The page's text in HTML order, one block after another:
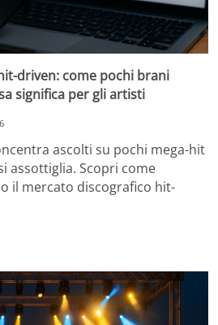
driven: come pochi brani
significa per gli artisti
ascolti su pochi mega-hit
assottiglia. Scopri come
il mercato discografico hit-